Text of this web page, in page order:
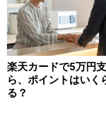
楽天カードで5万円
ら、ポイントはいく
る？